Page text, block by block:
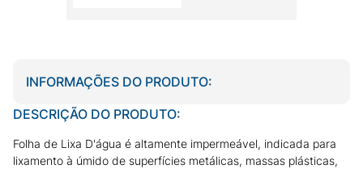
INFORMAÇÕES DO PRODUTO:
DESCRIÇÃO DO PRODUTO:
Folha de Lixa D'água é altamente impermeável, indicada para
lixamento à úmido de superfícies metálicas, massas plásticas,